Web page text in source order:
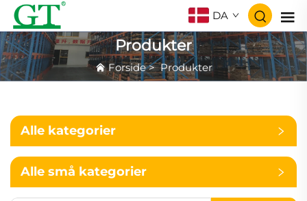
DA
Produkter
Forside>Produkter
Alle kategorier
Alle små kategorier